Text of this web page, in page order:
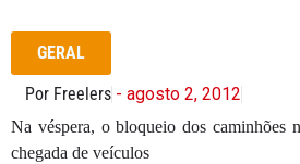
GERAL
Por Freelers - agosto 2, 2012
Na véspera, o bloqueio dos caminhões
chegada de veículos